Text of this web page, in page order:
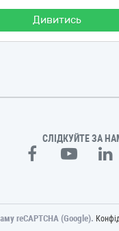
Дивитись
СЛІДКУЙТЕ ЗА
reCAPTCHA (Google).